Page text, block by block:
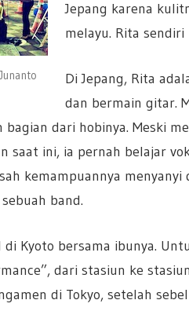
Jepang karena
melayu. Rita
Di Jepang, Rita
dan bermain gitar.
dari hobinya. Meski
saat ini, ia pernah belajar
kemampuannya
band.
Kyoto bersama ibunya.
dari stasiun ke
di Tokyo, setelah